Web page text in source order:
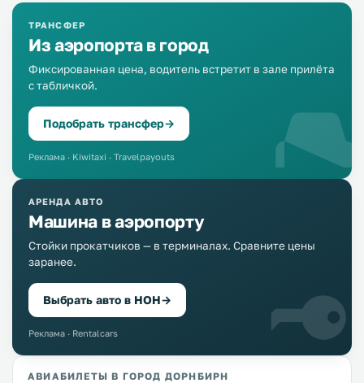
ТРАНСФЕР
Из аэропорта в город
Фиксированная цена, водитель встретит в зале прилёта
с табличкой.
Подобрать трансфер→
Реклама · Kiwitaxi · Travelpayouts
АРЕНДА АВТО
Машина в аэропорту
Стойки прокатчиков — в терминалах. Сравните цены
заранее.
Выбрать авто в HOH→
Реклама · Rentalcars
АВИАБИЛЕТЫ В ГОРОД ДОРНБИРН